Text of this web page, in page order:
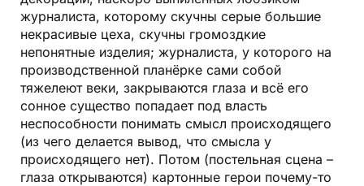
журналиста, которому скучны серые большие
некрасивые цеха, скучны громоздкие
непонятные изделия; журналиста, у которого на
производственной планёрке сами собой
тяжелеют веки, закрываются глаза и всё его
сонное существо попадает под власть
неспособности понимать смысл происходящего
(из чего делается вывод, что смысла у
происходящего нет). Потом (постельная сцена –
глаза открываются) картонные герои почему-то